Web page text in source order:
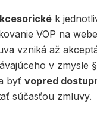
k
VOP na
vzniká až
v zmysle
byť vopred
súčasťou zmluvy.